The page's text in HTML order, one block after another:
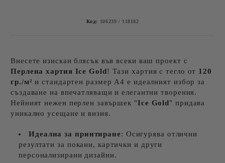
Код: 106239 / 118182
Внесете изискан блясък във всеки ваш проект с
Перлена хартия Ice Gold! Тази хартия с тегло от 120
гр./м² и стандартен размер А4 е идеалният избор за
създаване на впечатляващи и елегантни творения.
Нейният нежен перлен завършек "Ice Gold" придава
уникално усещане и визия.
Идеална за принтиране: Осигурява отлични
резултати за покани, картички и други
персонализирани дизайни.